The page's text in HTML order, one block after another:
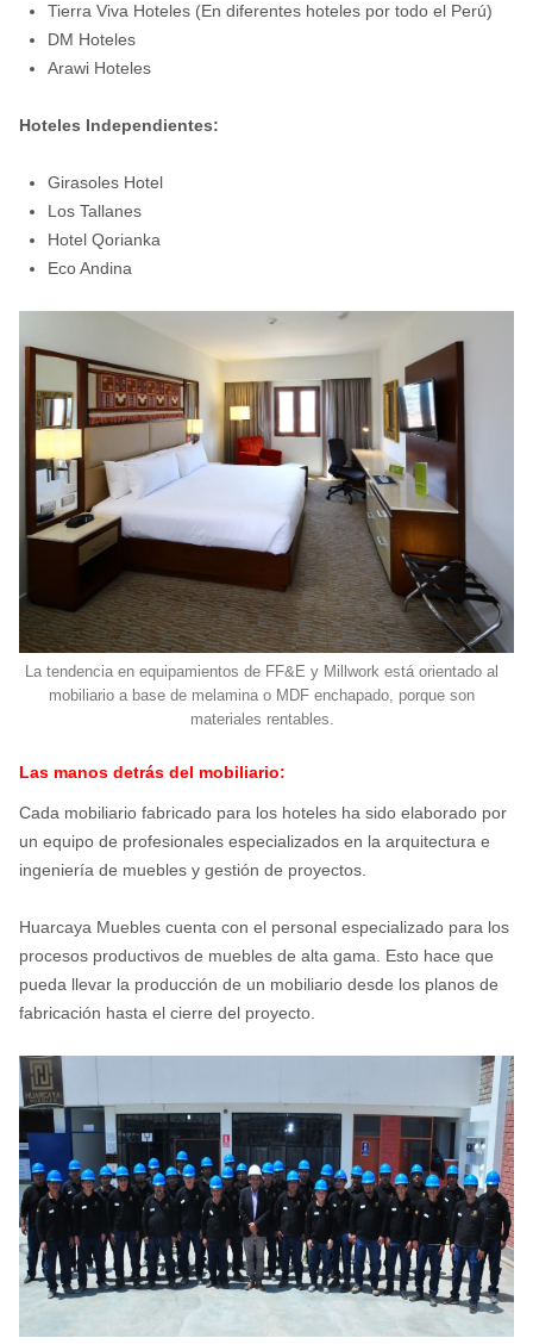
Tierra Viva Hoteles (En diferentes hoteles por todo el Perú)
DM Hoteles
Arawi Hoteles
Hoteles Independientes:
Girasoles Hotel
Los Tallanes
Hotel Qorianka
Eco Andina
La tendencia en equipamientos de FF&E y Millwork está orientado al
mobiliario a base de melamina o MDF enchapado, porque son
materiales rentables.
Las manos detrás del mobiliario:
Cada mobiliario fabricado para los hoteles ha sido elaborado por
un equipo de profesionales especializados en la arquitectura e
ingeniería de muebles y gestión de proyectos.
Huarcaya Muebles cuenta con el personal especializado para los
procesos productivos de muebles de alta gama. Esto hace que
pueda llevar la producción de un mobiliario desde los planos de
fabricación hasta el cierre del proyecto.